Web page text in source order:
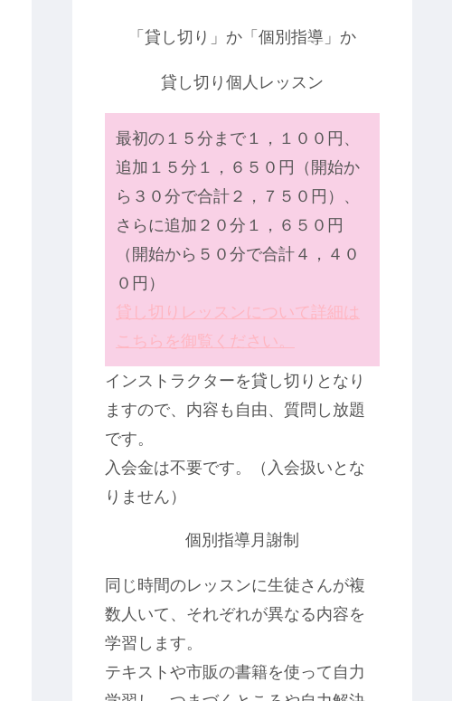
「貸し切り」か「個別指導」か
貸し切り個人レッスン
最初の１５分まで１，１００円、
追加１５分１，６５０円（開始か
ら３０分で合計２，７５０円）、
さらに追加２０分１，６５０円
（開始から５０分で合計４，４０
０円）
貸し切りレッスンについて詳細は
こちらを御覧ください。
インストラクターを貸し切りとなり
ますので、内容も自由、質問し放題
です。
入会金は不要です。（入会扱いとな
りません）
個別指導月謝制
同じ時間のレッスンに生徒さんが複
数人いて、それぞれが異なる内容を
学習します。
テキストや市販の書籍を使って自力